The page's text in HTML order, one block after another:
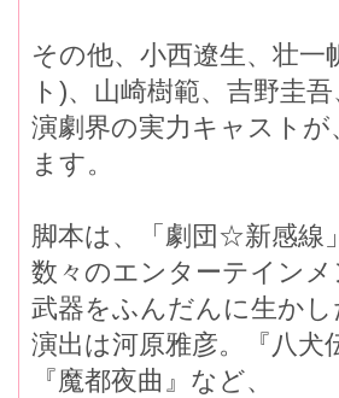
その他、小西遼生、壮
ト)、山崎樹範、吉野圭
演劇界の実力キャスト
ます。
脚本は、「劇団☆新感線
数々のエンターテイン
武器をふんだんに生かし
演出は河原雅彦。『八
『魔都夜曲』など、